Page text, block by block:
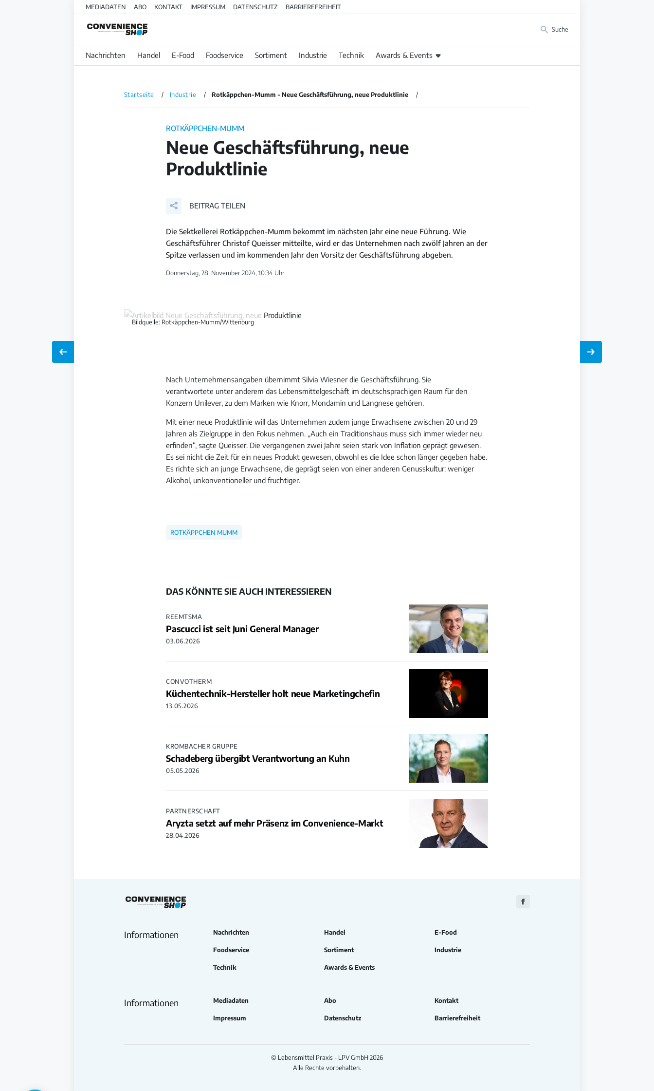
MEDIADATEN ABO KONTAKT IMPRESSUM DATENSCHUTZ BARRIEREFREIHEIT
Suche
Nachrichten Handel E-Food Foodservice Sortiment Industrie Technik Awards & Events
Startseite Industrie Rotkäppchen-Mumm - Neue Geschäftsführung, neue Produktlinie
ROTKÄPPCHEN-MUMM
Neue Geschäftsführung, neue
Produktlinie
BEITRAG TEILEN
Die Sektkellerei Rotkäppchen-Mumm bekommt im nächsten Jahr eine neue Führung. Wie
Geschäftsführer Christof Queisser mitteilte, wird er das Unternehmen nach zwölf Jahren an der
Spitze verlassen und im kommenden Jahr den Vorsitz der Geschäftsführung abgeben.
Donnerstag, 28. November 2024, 10:34 Uhr
Bildquelle: Rotkäppchen-Mumm/Wittenburg
Nach Unternehmensangaben übernimmt Silvia Wiesner die Geschäftsführung. Sie
verantwortete unter anderem das Lebensmittelgeschäft im deutschsprachigen Raum für den
Konzern Unilever, zu dem Marken wie Knorr, Mondamin und Langnese gehören.
Mit einer neue Produktlinie will das Unternehmen zudem junge Erwachsene zwischen 20 und 29
Jahren als Zielgruppe in den Fokus nehmen. „Auch ein Traditionshaus muss sich immer wieder neu
erfinden“, sagte Queisser. Die vergangenen zwei Jahre seien stark von Inflation geprägt gewesen.
Es sei nicht die Zeit für ein neues Produkt gewesen, obwohl es die Idee schon länger gegeben habe.
Es richte sich an junge Erwachsene, die geprägt seien von einer anderen Genusskultur: weniger
Alkohol, unkonventioneller und fruchtiger.
ROTKÄPPCHEN MUMM
DAS KÖNNTE SIE AUCH INTERESSIEREN
REEMTSMA
Pascucci ist seit Juni General Manager
03.06.2026
CONVOTHERM
Küchentechnik-Hersteller holt neue Marketingchefin
13.05.2026
KROMBACHER GRUPPE
Schadeberg übergibt Verantwortung an Kuhn
05.05.2026
PARTNERSCHAFT
Aryzta setzt auf mehr Präsenz im Convenience-Markt
28.04.2026
Zu
Informationen Nachrichten Handel E-Food
Foodservice Sortiment Industrie
Technik Awards & Events
Informationen Mediadaten Abo Kontakt
Impressum Datenschutz Barrierefreiheit
© Lebensmittel Praxis - LPV GmbH 2026
Alle Rechte vorbehalten.